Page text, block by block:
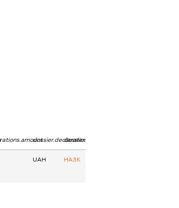
dossier.declarations.currency
dossier.declarations.source
UAH НАЗК